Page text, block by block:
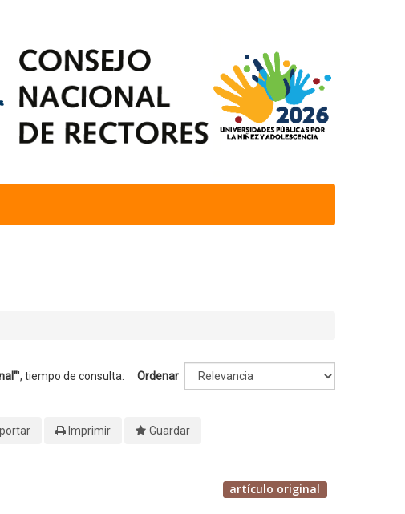
', tiempo de consulta:
Ordenar
Imprimir Guardar
artículo original